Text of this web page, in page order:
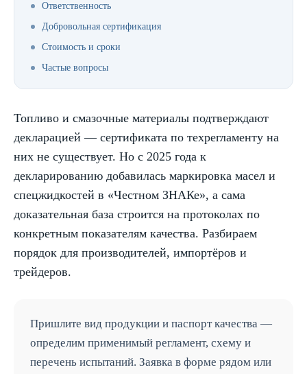
Ответственность
Добровольная сертификация
Стоимость и сроки
Частые вопросы
Топливо и смазочные материалы подтверждают
декларацией — сертификата по техрегламенту на
них не существует. Но с 2025 года к
декларированию добавилась маркировка масел и
спецжидкостей в «Честном ЗНАКе», а сама
доказательная база строится на протоколах по
конкретным показателям качества. Разбираем
порядок для производителей, импортёров и
трейдеров.
Пришлите вид продукции и паспорт качества —
определим применимый регламент, схему и
перечень испытаний. Заявка в форме рядом или